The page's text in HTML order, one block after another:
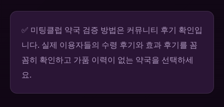
✅ 미팅클럽 약국 검증 방법은 커뮤니티 후기 확인입
니다. 실제 이용자들의 수령 후기와 효과 후기를 꼼
꼼히 확인하고 가품 이력이 없는 약국을 선택하세
요.